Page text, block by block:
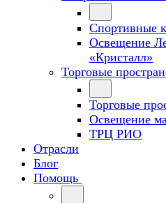
Спортивные
Освещение
«Кристалл»
Торговые
Торговые
Освещение
ТРЦ РИО
Отрасли
Блог
Помощь